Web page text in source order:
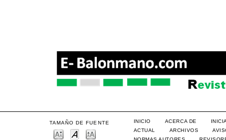
TAMAÑO DE FUENTE INICIO ACERCA DE
ACTUAL
ARCHIVOS